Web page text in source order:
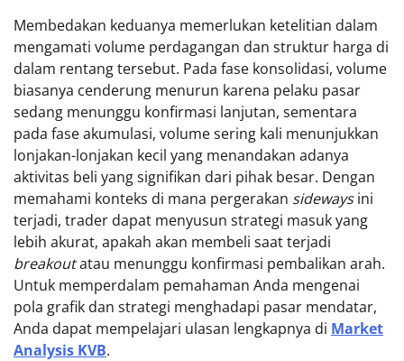
Membedakan keduanya memerlukan ketelitian dalam
mengamati volume perdagangan dan struktur harga di
dalam rentang tersebut. Pada fase konsolidasi, volume
biasanya cenderung menurun karena pelaku pasar
sedang menunggu konfirmasi lanjutan, sementara
pada fase akumulasi, volume sering kali menunjukkan
lonjakan-lonjakan kecil yang menandakan adanya
aktivitas beli yang signifikan dari pihak besar. Dengan
memahami konteks di mana pergerakan sidewaysini
terjadi, trader dapat menyusun strategi masuk yang
lebih akurat, apakah akan membeli saat terjadi
breakoutatau menunggu konfirmasi pembalikan arah.
Untuk memperdalam pemahaman Anda mengenai
pola grafik dan strategi menghadapi pasar mendatar,
Anda dapat mempelajari ulasan lengkapnya di Market
Analysis KVB.